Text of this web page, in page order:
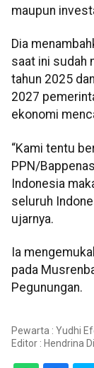
maupun
Dia
saat ini sudah
tahun 2025
2027
ekonomi
“Kami tentu
PPN/
Indonesia
seluruh
ujarnya.
Ia
pada
Pegunungan.
Pewarta : Yudhi
Editor : Hendrina